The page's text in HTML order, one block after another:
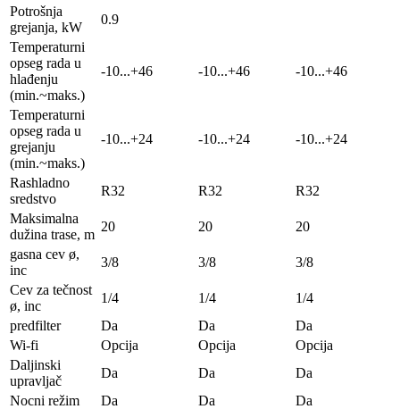
Potrošnja
grejanja, kW
0.9
Temperaturni
opseg rada u
hlađenju
(min.~maks.)
-10...+46 -10...+46 -10...+46
Temperaturni
opseg rada u
grejanju
(min.~maks.)
-10...+24 -10...+24 -10...+24
Rashladno
sredstvo
R32 R32
R32
Maksimalna
dužina trase, m
20 20
20
gasna cev ø,
inc
3/8 3/8
3/8
Cev za tečnost
ø, inc
1/4 1/4
1/4
predfilter
Da Da
Da
Wi-fi
Opcija Opcija
Opcija
Daljinski
upravljač
Da Da
Da
Nocni režim
Da Da
Da